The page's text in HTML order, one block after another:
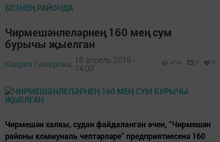
БЕЗНЕҢ РАЙОНДА
Чирмешәнлеләрнең 160 мең сум
бурычы җыелган
Кадрия Гамирова, 18 апрель 2019 -
14:00
4733 0 0
Чирмешән халкы, судан файдаланган өчен, “Чирмешән
районы коммуналь челтәрләре” предприятиесенә 160